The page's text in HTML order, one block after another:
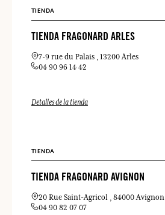
TIENDA
TIENDA FRAGONARD ARLES
7-9 rue du Palais
13200 Arles
04 90 96 14 42
Detalles de la tienda
TIENDA
TIENDA FRAGONARD AVIGNON
20 Rue Saint-Agricol
84000 Avignon
04 90 82 07 07